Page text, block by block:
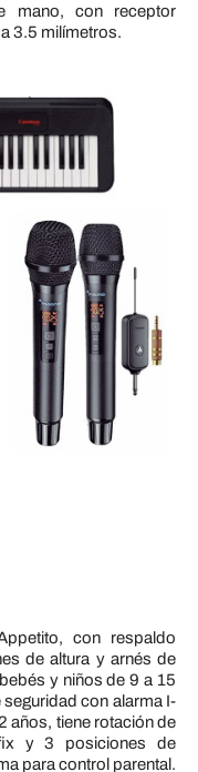
mano, con receptor
3.5 milímetros.
con respaldo
de altura y arnés de
y niños de 9 a 15
con alarma I-
años, tiene rotación de
y 3 posiciones de
para control parental.